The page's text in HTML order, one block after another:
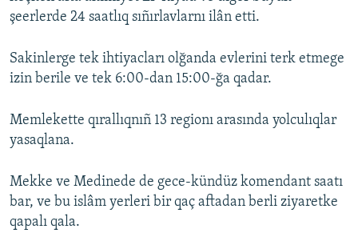
şeerlerde 24 saatlıq sıñırlavlarnı ilân etti.
Sakinlerge tek ihtiyacları olğanda evlerini terk etmege
izin berile ve tek 6:00-dan 15:00-ğa qadar.
Memlekette qırallıqnıñ 13 regionı arasında yolculıqlar
yasaqlana.
Mekke ve Medinede de gece-kündüz komendant saatı
bar, ve bu islâm yerleri bir qaç aftadan berli ziyaretke
qapalı qala.